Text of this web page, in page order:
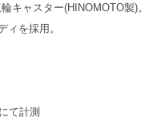
キャスター(HINOMOTO製)。
ィを採用。
て計測